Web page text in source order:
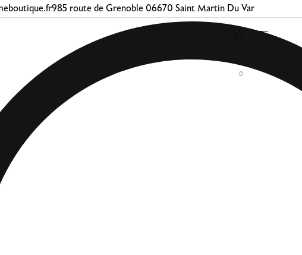
985 route de Grenoble 06670 Saint Martin Du Var
0